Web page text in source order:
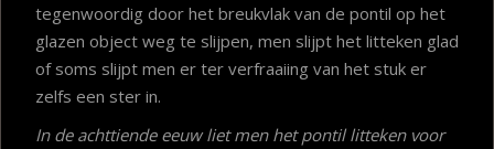
tegenwoordig door het breukvlak van de pontil op het
glazen object weg te slijpen, men slijpt het litteken glad
of soms slijpt men er ter verfraaiing van het stuk er
zelfs een ster in.
In de achttiende eeuw liet men het pontil litteken voor